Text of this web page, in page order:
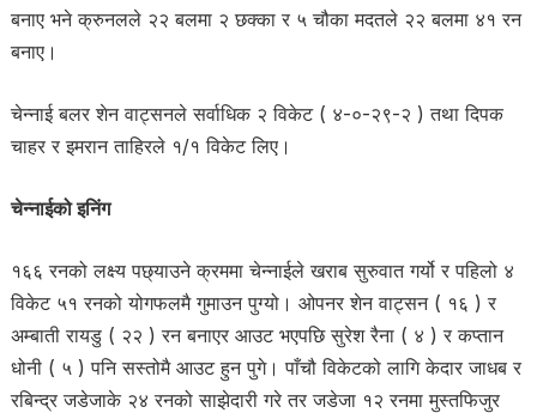
बनाए भने क्रुनलले २२ बलमा २ छक्का र ५ चौका मदतले २२ बलमा ४१ रन
बनाए।
चेन्नाई बलर शेन वाट्सनले सर्वाधिक २ विकेट ( ४-०-२९-२ ) तथा दिपक
चाहर र इमरान ताहिरले १/१ विकेट लिए।
चेन्नाईको इनिंग
१६६ रनको लक्ष्य पछ्याउने क्रममा चेन्नाईले खराब सुरुवात गर्यो र पहिलो ४
विकेट ५१ रनको योगफलमै गुमाउन पुग्यो। ओपनर शेन वाट्सन ( १६ ) र
अम्बाती रायडु ( २२ ) रन बनाएर आउट भएपछि सुरेश रैना ( ४ ) र कप्तान
धोनी ( ५ ) पनि सस्तोमै आउट हुन पुगे। पाँचौ विकेटको लागि केदार जाधब र
रबिन्द्र जडेजाके २४ रनको साझेदारी गरे तर जडेजा १२ रनमा मुस्तफिजुर